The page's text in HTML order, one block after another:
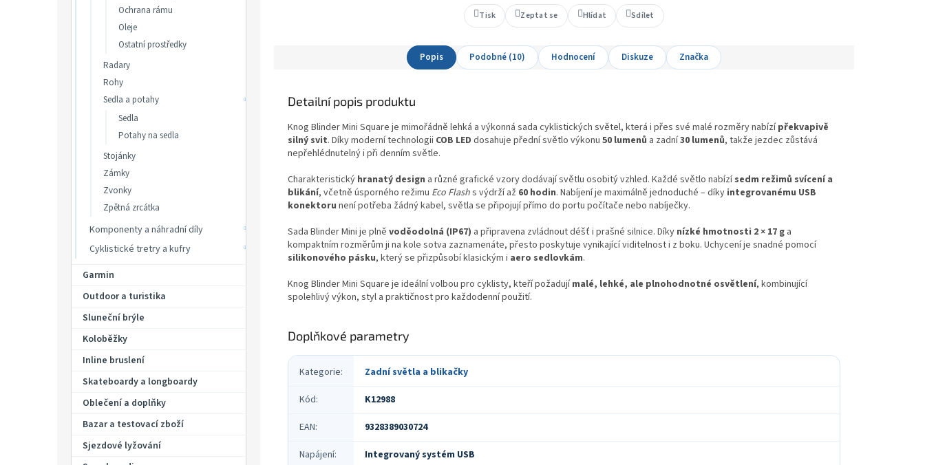
Ochrana rámu
Oleje
Ostatní prostředky
Radary
Rohy
Sedla a potahy
Sedla
Potahy na sedla
Stojánky
Zámky
Zvonky
Zpětná zrcátka
Komponenty a náhradní díly
Cyklistické tretry a kufry
Garmin
Outdoor a turistika
Sluneční brýle
Koloběžky
Inline bruslení
Skateboardy a longboardy
Oblečení a doplňky
Bazar a testovací zboží
Sjezdové lyžování
Tisk Zeptat se Hlídat Sdílet
Popis Podobné (10) Hodnocení Diskuze Značka
Detailní popis produktu
Knog Blinder Mini Square je mimořádně lehká a výkonná sada cyklistických světel, která i přes své malé rozměry nabízípřekvapivě
silný svit. Díky moderní technologii COB LED dosahuje přední světlo výkonu 50 lumenů a zadní30 lumenů, takže jezdec zůstává
nepřehlédnutelný i při denním světle.
Charakteristický hranatý design a různé grafické vzory dodávají světlu osobitý vzhled. Každé světlo nabízísedm režimů svícení a
blikání, včetně úsporného režimu Eco Flashs výdrží až 60 hodin. Nabíjení je maximálně jednoduché – díky integrovanému USB
konektoru není potřeba žádný kabel, světla se připojují přímo do portu počítače nebo nabíječky.
Sada Blinder Mini je plně voděodolná (IP67) a připravena zvládnout déšť i prašné silnice. Díky nízké hmotnosti 2 × 17 g a
kompaktním rozměrům ji na kole sotva zaznamenáte, přesto poskytuje vynikající viditelnost i z boku. Uchycení je snadné pomocí
silikonového pásku, který se přizpůsobí klasickým i aero sedlovkám.
Knog Blinder Mini Square je ideální volbou pro cyklisty, kteří požadujímalé, lehké, ale plnohodnotné osvětlení, kombinující
spolehlivý výkon, styl a praktičnost pro každodenní použití.
Doplňkové parametry
Kategorie:
Zadní světla a blikačky
Kód:
K12988
EAN:
9328389030724
Napájení: Integrovaný systém USB